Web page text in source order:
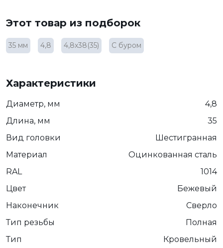
Этот товар из подборок
35 мм 4,8 4,8х38(35) С буром
Характеристики
Диаметр, мм
4,8
Длина, мм
35
Вид головки
Шестигранная
Материал
Оцинкованная сталь
RAL
1014
Цвет
Бежевый
Наконечник
Сверло
Тип резьбы
Полная
Тип
Кровельный